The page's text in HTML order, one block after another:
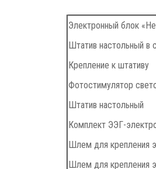
Электронный блок
Штатив настольный
Крепление к штативу
Фотостимулятор
Штатив настольный
Комплект ЭЭГ-
Шлем для крепления
Шлем для крепления